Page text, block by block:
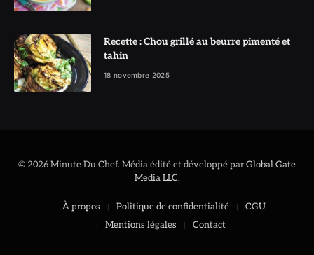
Recette : Chou grillé au beurre pimenté et
tahin
18 novembre 2025
© 2026 Minute Du Chef. Média édité et développé parGlobal Gate
Media LLC.
À propos Politique de confidentialité
CGU
Mentions légales
Contact